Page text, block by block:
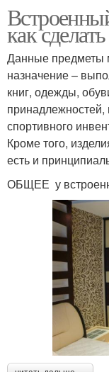
как
Данные предметы
назначение –
книг, одежды,
принадлежностей,
спортивного
Кроме того,
есть и
ОБЩЕЕ у